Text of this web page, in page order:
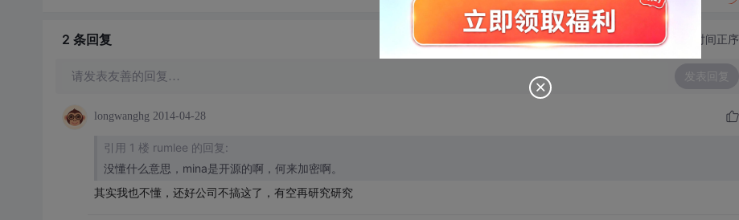
2 条回复 切换为时间正序
请发表友善的回复… 发表回复
longwanghg 2014-04-28
引用 1 楼 rumlee 的回复:
没懂什么意思，mina是开源的啊，何来加密啊。
其实我也不懂，还好公司不搞这了，有空再研究研究